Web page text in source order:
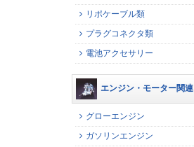
リポケーブル類
プラグコネクタ類
電池アクセサリー
エンジン・モーター関連
グローエンジン
ガソリンエンジン